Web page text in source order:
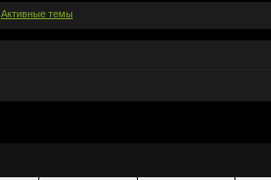
Активные темы